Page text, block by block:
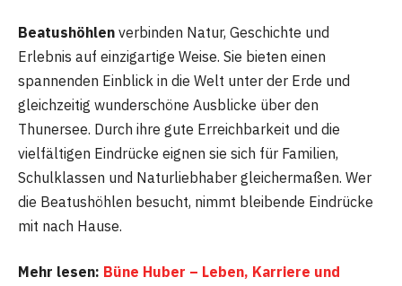
Beatushöhlen verbinden Natur, Geschichte und
Erlebnis auf einzigartige Weise. Sie bieten einen
spannenden Einblick in die Welt unter der Erde und
gleichzeitig wunderschöne Ausblicke über den
Thunersee. Durch ihre gute Erreichbarkeit und die
vielfältigen Eindrücke eignen sie sich für Familien,
Schulklassen und Naturliebhaber gleichermaßen. Wer
die Beatushöhlen besucht, nimmt bleibende Eindrücke
mit nach Hause.
Mehr lesen: Büne Huber – Leben, Karriere und